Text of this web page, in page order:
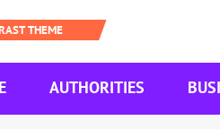
AUTHORITIES